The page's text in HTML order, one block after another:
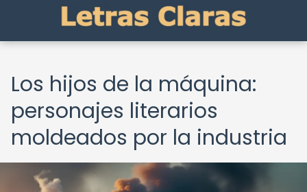
Los hijos de la máquina:
personajes literarios
moldeados por la industria